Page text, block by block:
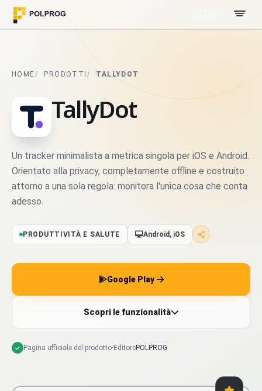
HOME PRODOTTI TALLYDOT
TallyDot
Un tracker minimalista a metrica singola per iOS e Android.
Orientato alla privacy, completamente offline e costruito
attorno a una sola regola: monitora l'unica cosa che conta
adesso.
PRODUTTIVITÀ E SALUTE Android, iOS
Google Play
Scopri le funzionalità
Pagina ufficiale del prodotto· EditorePOLPROG